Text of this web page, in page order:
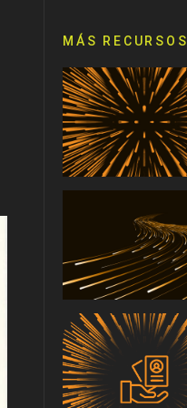
MÁS RECURSOS